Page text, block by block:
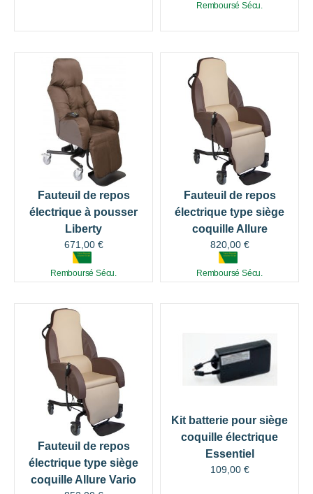
client
Remboursé Sécu.
Fauteuil de repos
électrique à pousser
Liberty
671,00 €
Remboursé Sécu.
Fauteuil de repos
électrique type siège
coquille Allure
820,00 €
Remboursé Sécu.
Fauteuil de repos
électrique type siège
coquille Allure Vario
Kit batterie pour siège
coquille électrique
Essentiel
109,00 €